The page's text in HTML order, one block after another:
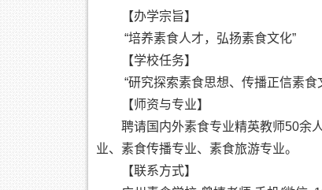
【办学宗旨】
“培养素食人才，弘扬素食文化”
【学校任务】
“研究探索素食思想、传播正信素
【师资与专业】
聘请国内外素食专业精英教师50余
业、素食传播专业、素食旅游专业。
【联系方式】